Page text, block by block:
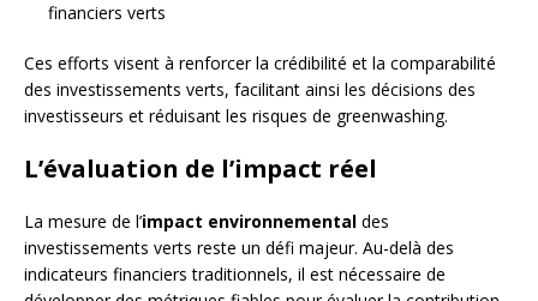
financiers verts
Ces efforts visent à renforcer la crédibilité et la comparabilité
des investissements verts, facilitant ainsi les décisions des
investisseurs et réduisant les risques de greenwashing.
L’évaluation de l’impact réel
La mesure de l’impact environnemental des
investissements verts reste un défi majeur. Au-delà des
indicateurs financiers traditionnels, il est nécessaire de